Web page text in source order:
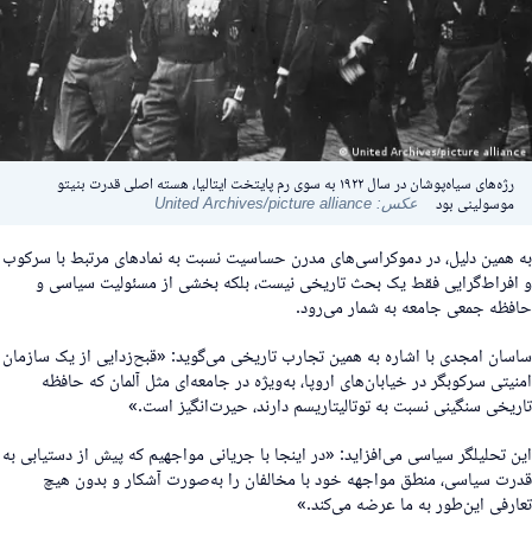
رژه‌های سیاه‌پوشان در سال ۱۹۲۲ به سوی رم پایتخت ایتالیا، هسته اصلی قدرت بنیتو
موسولینی بود
عکس: United Archives/picture alliance
همین دلیل، در دموکراسی‌های مدرن حساسیت نسبت به نمادهای مرتبط با سرکوب
افراط‌گرایی فقط یک بحث تاریخی نیست، بلکه بخشی از مسئولیت سیاسی و
جمعی جامعه به شمار می‌رود.
امجدی با اشاره به همین تجارب تاریخی می‌گوید: «قبح‌زدایی از یک سازمان
سرکوبگر در خیابان‌های اروپا، به‌ویژه در جامعەای مثل آلمان که حافظه
سنگینی نسبت به توتالیتاریسم دارند، حیرت‌انگیز است.»
تحلیلگر سیاسی می‌افزاید: «در اینجا با جریانی مواجهیم که پیش از دستیابی به
سیاسی، منطق مواجهه خود با مخالفان را به‌صورت آشکار و بدون هیچ
این‌طور بە ما عرضە می‌کند.»